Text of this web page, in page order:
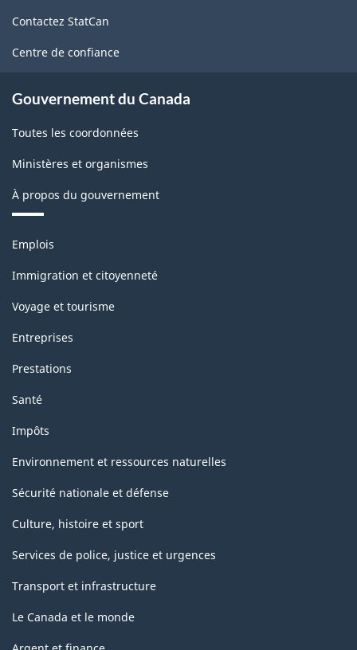
forestière
-
le
11
décembre
2020
-
Structure
de
ce
site
Contactez StatCan
Centre de confiance
Gouvernement du Canada
Toutes les coordonnées
Ministères et organismes
À propos du gouvernement
Thèmes
sujets
Emplois
Immigration et citoyenneté
Voyage et tourisme
Entreprises
Prestations
Santé
Impôts
Environnement et ressources naturelles
Sécurité nationale et défense
Culture, histoire et sport
Services de police, justice et urgences
Transport et infrastructure
Le Canada et le monde